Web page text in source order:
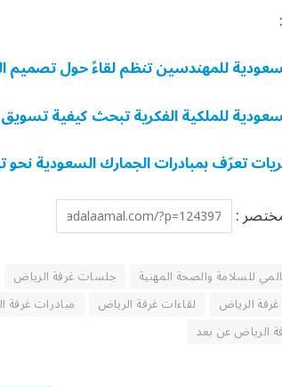
للمهندسين تنظم لقاءً حول تصميم
للملكية الفكرية تبحث كيفية تسويق
تعرّف بمبادرات الجمارك السعودية نحو
:
للسلامة والصحة المهنية جلسات غرفة الرياض
الرياض
لقاءات غرفة الرياض مبادرات غرفة
الرياض عن بعد